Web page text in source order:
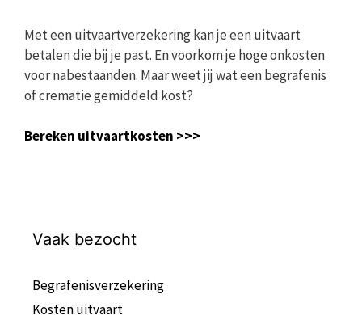
Met een uitvaartverzekering kan je een uitvaart
betalen die bij je past. En voorkom je hoge onkosten
voor nabestaanden. Maar weet jij wat een begrafenis
of crematie gemiddeld kost?
Bereken uitvaartkosten >>>
Vaak bezocht
Begrafenisverzekering
Kosten uitvaart